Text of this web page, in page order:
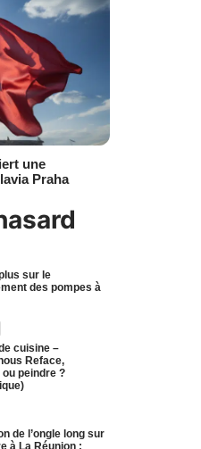
une
Praha
sur le
des pompes à
cuisine –
Reface,
peindre ?
de l’ongle long sur
à La Réunion :